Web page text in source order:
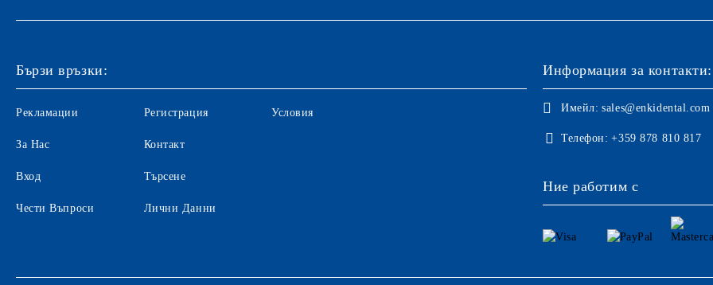
Бързи връзки:
Рекламации
За Нас
Вход
Чести Въпроси
Регистрация
Контакт
Търсене
Лични Данни
Условия
Информация за контакти:
Имейл: sales@enkidental.com
Телефон: +359 878 810 817
Ние работим с